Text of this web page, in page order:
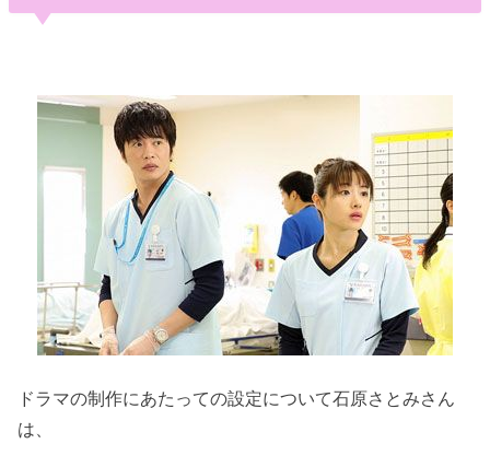
ドラマの制作にあたっての設定について石原さとみさん
は、